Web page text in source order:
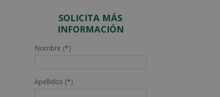
SOLICITA MÁS
INFORMACIÓN
Nombre (*)
Apellidos (*)